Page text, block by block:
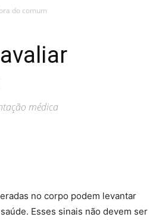
do comum
médica
no corpo podem levantar
Esses sinais não devem ser